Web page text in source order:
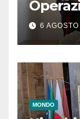
6
MONDO